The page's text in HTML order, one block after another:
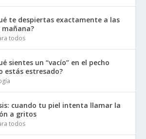
te despiertas exactamente a las
mañana?
todos
sientes un “vacío” en el pecho
estás estresado?
cuando tu piel intenta llamar la
a gritos
todos